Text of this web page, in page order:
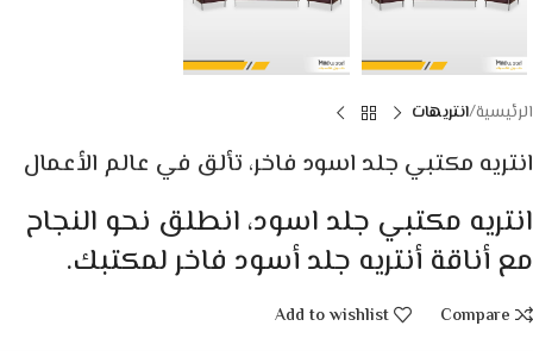
الرئيسية انتريهات
انتريه مكتبي جلد اسود فاخر، تألق في عالم الأعمال
انتريه مكتبي جلد اسود، انطلق نحو النجاح
مع أناقة أنتريه جلد أسود فاخر لمكتبك.
Compare
Add to wishlist